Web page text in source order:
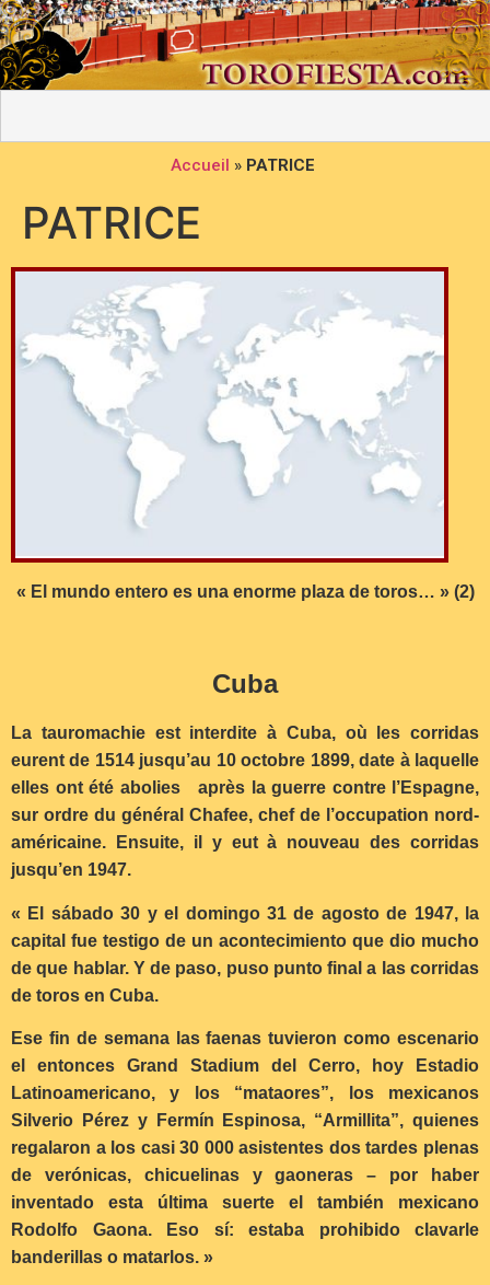
Accueil » PATRICE
PATRICE
« El mundo entero es una enorme plaza de toros… » (2)
Cuba
La tauromachie est interdite à Cuba, où les corridas
eurent de 1514 jusqu’au 10 octobre 1899, date à laquelle
elles ont été abolies après la guerre contre l’Espagne,
sur ordre du général Chafee, chef de l’occupation nord-
américaine. Ensuite, il y eut à nouveau des corridas
jusqu’en 1947.
« El sábado 30 y el domingo 31 de agosto de 1947, la
capital fue testigo de un acontecimiento que dio mucho
de que hablar. Y de paso, puso punto final a las corridas
de toros en Cuba.
Ese fin de semana las faenas tuvieron como escenario
el entonces Grand Stadium del Cerro, hoy Estadio
Latinoamericano, y los “mataores”, los mexicanos
Silverio Pérez y Fermín Espinosa, “Armillita”, quienes
regalaron a los casi 30 000 asistentes dos tardes plenas
de verónicas, chicuelinas y gaoneras – por haber
inventado esta última suerte el también mexicano
Rodolfo Gaona. Eso sí: estaba prohibido clavarle
banderillas o matarlos. »